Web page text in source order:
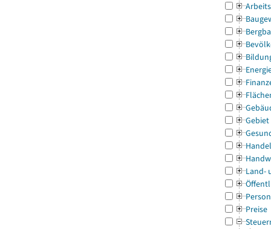
Gebiet
Land-
Preise